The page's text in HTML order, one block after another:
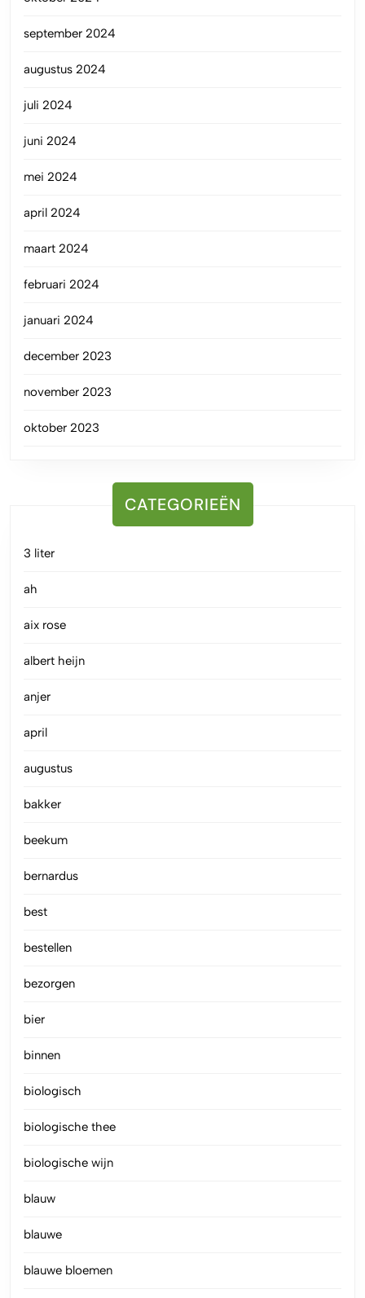
september 2024
augustus 2024
juli 2024
juni 2024
mei 2024
april 2024
maart 2024
februari 2024
januari 2024
december 2023
november 2023
oktober 2023
CATEGORIEËN
3 liter
ah
aix rose
albert heijn
anjer
april
augustus
bakker
beekum
bernardus
best
bestellen
bezorgen
bier
binnen
biologisch
biologische thee
biologische wijn
blauw
blauwe
blauwe bloemen